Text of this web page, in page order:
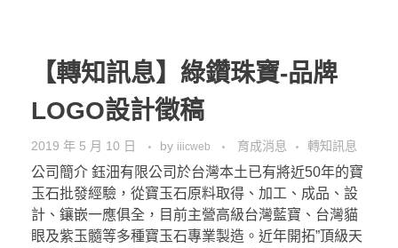
【轉知訊息】綠鑽珠寶-品牌
LOGO設計徵稿
2019 年 5 月 10 日 by iiicweb 育成消息 轉知訊息
公司簡介 鈺沺有限公司於台灣本土已有將近50年的寶
玉石批發經驗，從寶玉石原料取得、加工、成品、設
計、鑲嵌一應俱全，目前主營高級台灣藍寶、台灣貓
眼及紫玉髓等多種寶玉石專業製造。近年開拓”頂級天